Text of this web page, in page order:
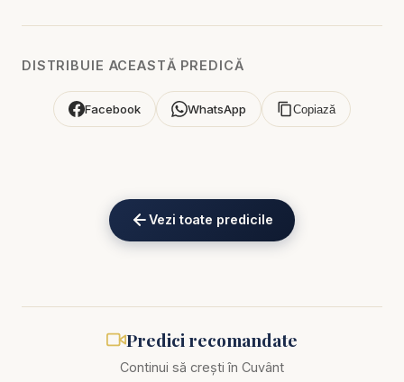
stăpânul inimii. Dumnezeu nu ne cere să numim
judecata finală în mâna Lui și să nu permitem
ierta nu vine natural din om, ci din harul lui
Dumnezeu. Când privim la cruce, înțelegem că noi
nostru era mic, ci pentru că dragostea Lui era mai
mare. Acolo, la cruce, inima rănită găsește puterea
de a nu răspunde răului cu rău.
DISTRIBUIE ACEASTĂ PREDICĂ
Facebook WhatsApp Copiază
Vezi toate predicile
Predici recomandate
Continui să crești în Cuvânt